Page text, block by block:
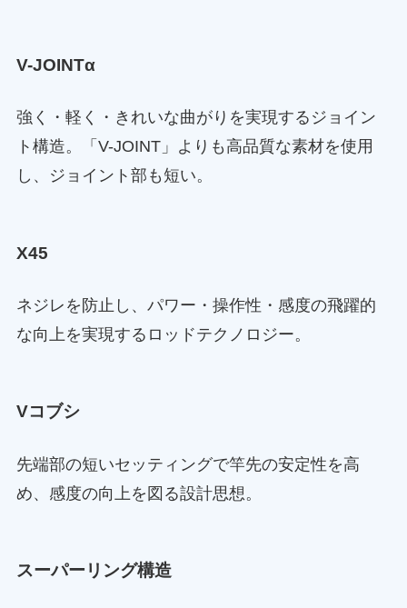
V-JOINTα
強く・軽く・きれいな曲がりを実現するジョイン
ト構造。「V-JOINT」よりも高品質な素材を使用
し、ジョイント部も短い。
X45
ネジレを防止し、パワー・操作性・感度の飛躍的
な向上を実現するロッドテクノロジー。
Vコブシ
先端部の短いセッティングで竿先の安定性を高
め、感度の向上を図る設計思想。
スーパーリング構造